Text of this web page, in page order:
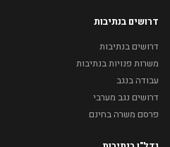
דרושים בנתיבות
דרושים בנתיבות
משרות פנויות בנתיבות
עבודה בנגב
דרושים נגב מערבי
פרסם משרה בחינם